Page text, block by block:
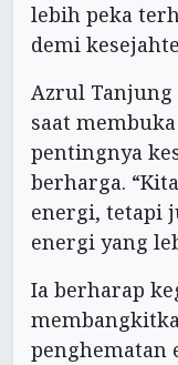
lebih peka
demi
Azrul
saat
pentingnya
berharga.
energi, tetapi
energi yang
Ia berharap
penghematan